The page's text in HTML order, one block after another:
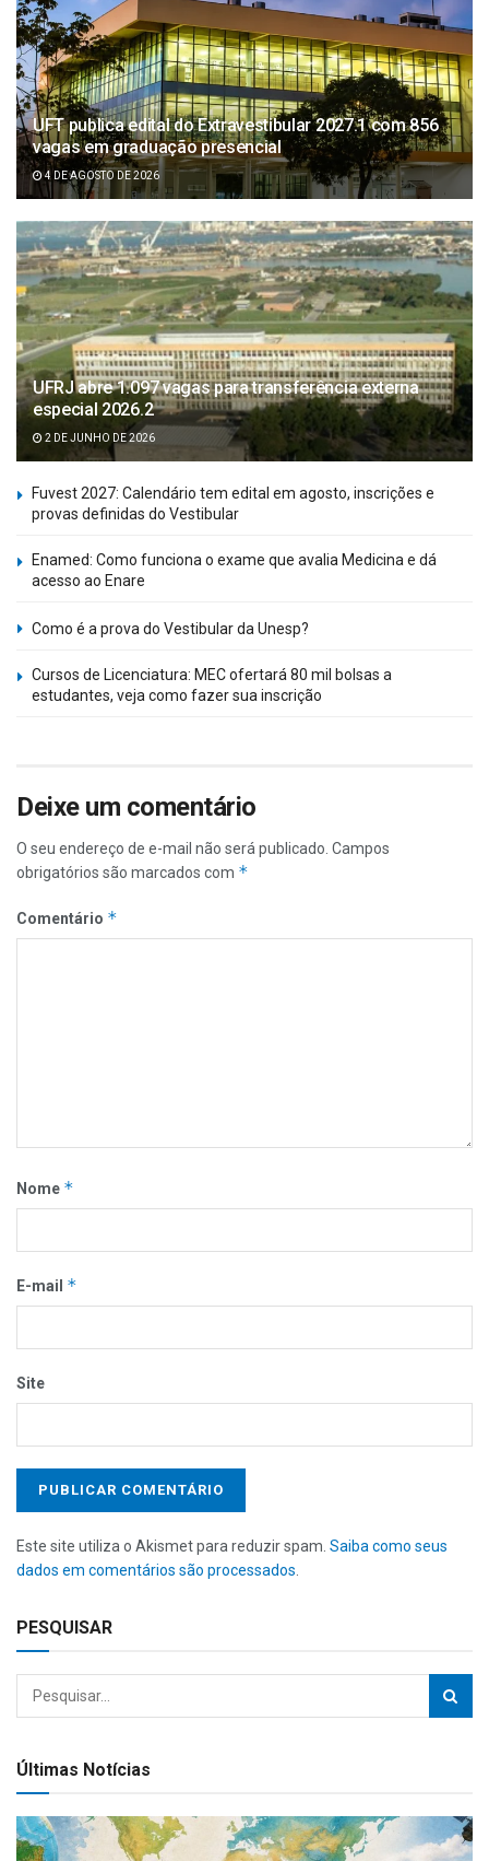
UFT publica edital do Extravestibular 2027.1 com 856
vagas em graduação presencial
4 DE AGOSTO DE 2026
UFRJ abre 1.097 vagas para transferência externa
especial 2026.2
2 DE JUNHO DE 2026
Fuvest 2027: Calendário tem edital em agosto, inscrições e
provas definidas do Vestibular
Enamed: Como funciona o exame que avalia Medicina e dá
acesso ao Enare
Como é a prova do Vestibular da Unesp?
Cursos de Licenciatura: MEC ofertará 80 mil bolsas a
estudantes, veja como fazer sua inscrição
Deixe um comentário
O seu endereço de e-mail não será publicado. Campos
obrigatórios são marcados com *
Comentário *
Nome *
E-mail *
Site
Este site utiliza o Akismet para reduzir spam. Saiba como seus
dados em comentários são processados
PESQUISAR
Últimas Notícias